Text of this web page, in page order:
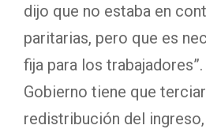
dijo que no estaba en
paritarias, pero que es
fija para los trabajadores”.
Gobierno tiene que
redistribución del